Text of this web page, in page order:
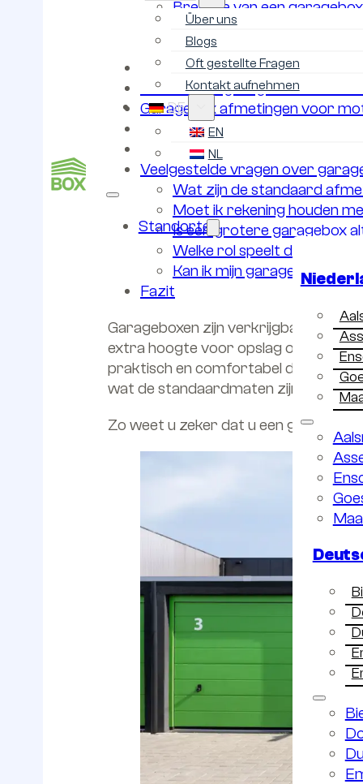
Über uns
Blogs
Oft gestellte Fragen
Kontakt aufnehmen
DE
EN
NL
Standorte
Breedte van een garagebox
Hoogte van een garagebox
Binnenmaten van een
Garagebox afmetingen voor
Afmetingen garagebox voor een
Garagebox afmetingen voor
Grootes van de garageboxen/
Veelgemaakte fouten bij het
Veelgestelde vragen over
Wat zijn de standaard
Moet ik rekening houden
Is een grotere garagebox
Welke rol speelt de hoogte
Kan ik mijn garagebox voor
Fazit
Garageboxen zijn verkrijgbaar in
extra hoogte voor opslag of grotere
praktisch en comfortabel de
wat de standaardmaten zijn en waar
Zo weet u zeker dat u een